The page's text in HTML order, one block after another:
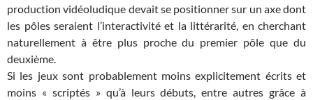
production vidéoludique devait se positionner sur un axe dont
les pôles seraient l’interactivité et la littérarité, en cherchant
naturellement à être plus proche du premier pôle que du
deuxième.
Si les jeux sont probablement moins explicitement écrits et
moins « scriptés » qu’à leurs débuts, entre autres grâce à